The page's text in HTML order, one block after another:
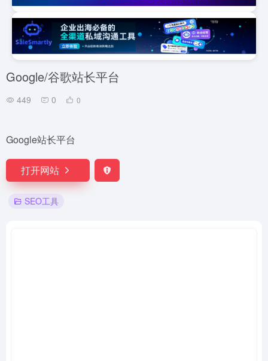
Google/谷歌站长平台
449 0 0
Google站长平台
打开网站
SEO工具